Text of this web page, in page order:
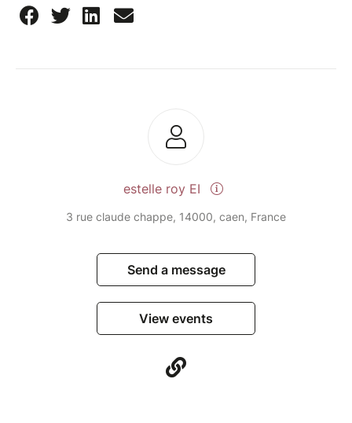
estelle roy EI
3 rue claude chappe, 14000, caen, France
Send a message
View events